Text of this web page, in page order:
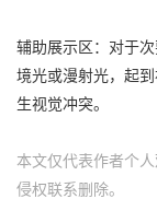
辅助展示区：对于
境光或漫射光，起
生视觉冲突。
本文仅代表作者个
侵权联系删除。